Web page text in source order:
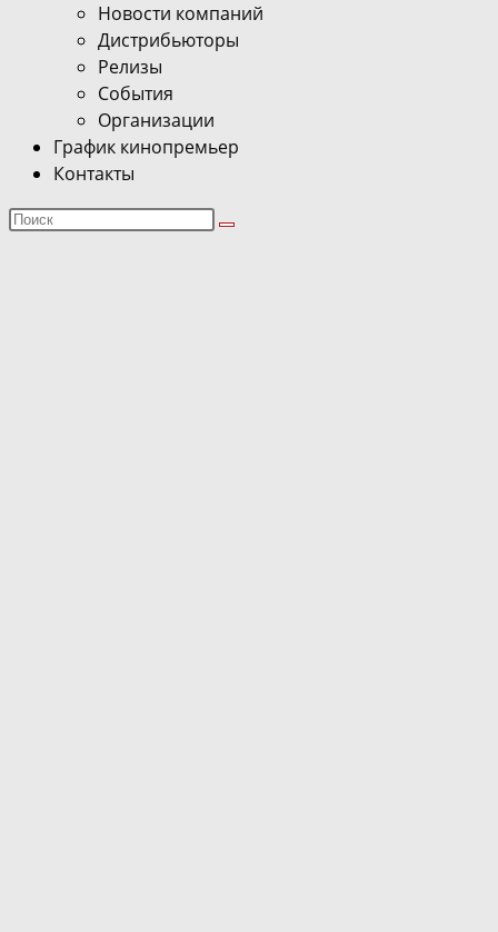
Новости компаний
Дистрибьюторы
Релизы
События
Организации
График кинопремьер
Контакты
Поиск